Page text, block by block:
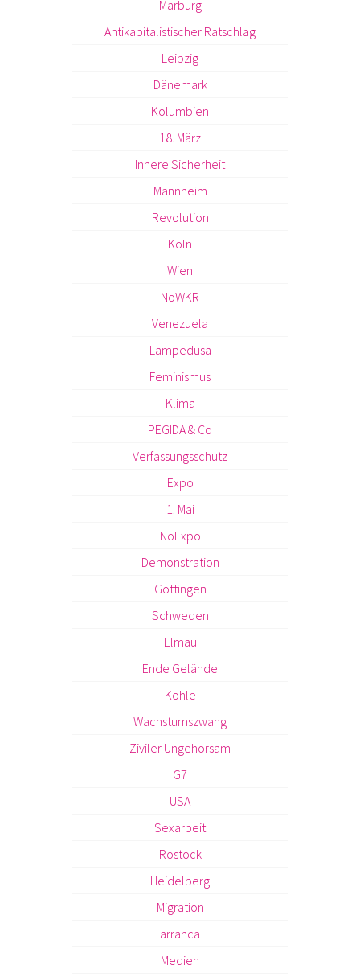
Marburg
Antikapitalistischer Ratschlag
Leipzig
Dänemark
Kolumbien
18. März
Innere Sicherheit
Mannheim
Revolution
Köln
Wien
NoWKR
Venezuela
Lampedusa
Feminismus
Klima
PEGIDA & Co
Verfassungsschutz
Expo
1. Mai
NoExpo
Demonstration
Göttingen
Schweden
Elmau
Ende Gelände
Kohle
Wachstumszwang
Ziviler Ungehorsam
G7
USA
Sexarbeit
Rostock
Heidelberg
Migration
arranca
Medien